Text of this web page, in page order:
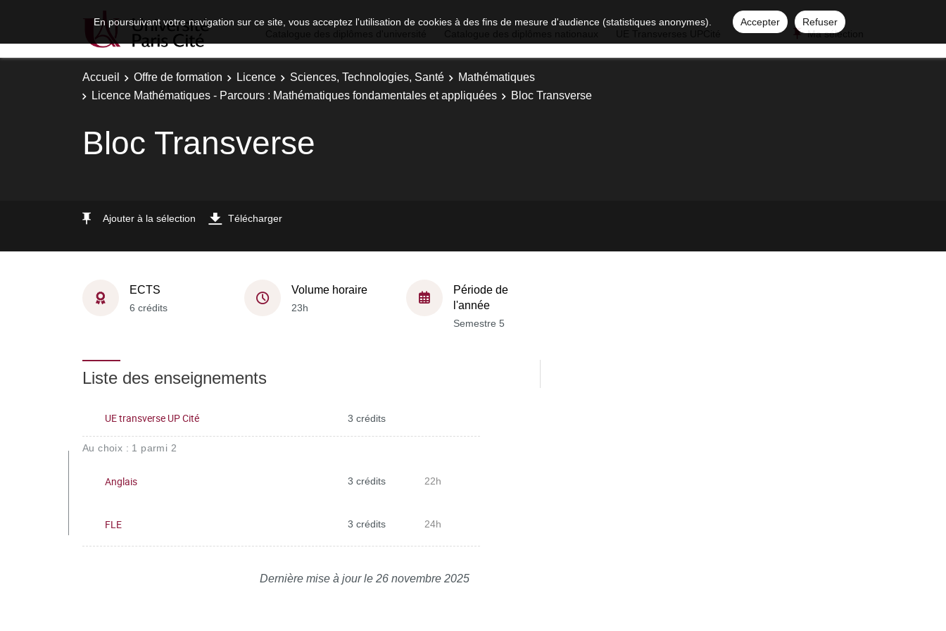
En poursuivant votre navigation sur ce site, vous acceptez l'utilisation de cookies à des fins de mesure d'audience (statistiques anonymes). Accepter
Refuser
Ma sélection
Accueil Offre de formation Licence Sciences, Technologies, Santé
Mathématiques
Licence Mathématiques - Parcours : Mathématiques fondamentales et appliquées
Bloc Transverse
Bloc Transverse
Ajouter à la sélection Télécharger
ECTS
6 crédits
Volume horaire
23h
Période de
l'année
Semestre 5
Liste des enseignements
UE transverse UP Cité 3 crédits
Au choix : 1 parmi 2
Anglais 3 crédits 22h
FLE 3 crédits 24h
Dernière mise à jour le 26 novembre 2025